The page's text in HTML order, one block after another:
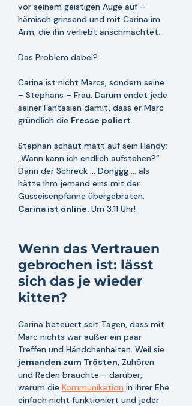
vor seinem geistigen Auge auf –
hämisch grinsend und mit Carina im
Arm, die ihn verliebt anschmachtet.
Das Problem dabei?
Carina ist nicht Marcs, sondern seine
– Stephans – Frau. Darum endet jede
seiner Fantasien damit, dass er Marc
gründlich die Fresse poliert.
Stephan schaut matt auf sein Handy:
„Wann kann ich endlich aufstehen?“
Dann der Schreck ... Donggg ... als
hätte ihm jemand eins mit der
Gusseisenpfanne übergebraten:
Carina ist online. Um 3:11 Uhr!
Wenn das Vertrauen
gebrochen ist: lässt
sich das je wieder
kitten?
Carina beteuert seit Tagen, dass mit
Marc nichts war außer ein paar
Treffen und Händchenhalten. Weil sie
jemanden zum Trösten, Zuhören
und Reden brauchte – darüber,
warum die Kommunikation in ihrer Ehe
einfach nicht funktioniert und jeder